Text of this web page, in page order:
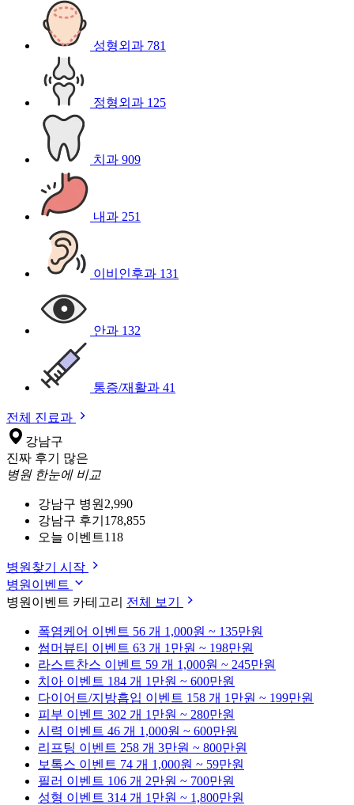
성형외과 781
정형외과 125
치과 909
내과 251
이비인후과 131
안과 132
통증/재활과 41
전체 진료과
강남구
진짜 후기 많은
병원 한눈에 비교
강남구 병원 2,990
강남구 후기 178,855
오늘 이벤트118
병원찾기 시작
병원이벤트
병원이벤트 카테고리 전체 보기
폭염케어 이벤트 56 개 1,000원 ~ 135만원
썸머뷰티 이벤트 63 개 1만원 ~ 198만원
라스트찬스 이벤트 59 개 1,000원 ~ 245만원
치아 이벤트 184 개 1만원 ~ 600만원
다이어트/지방흡입 이벤트 158 개 1만원 ~ 199만원
피부 이벤트 302 개 1만원 ~ 280만원
시력 이벤트 46 개 1,000원 ~ 600만원
리프팅 이벤트 258 개 3만원 ~ 800만원
보톡스 이벤트 74 개 1,000원 ~ 59만원
필러 이벤트 106 개 2만원 ~ 700만원
성형 이벤트 314 개 1만원 ~ 1,800만원